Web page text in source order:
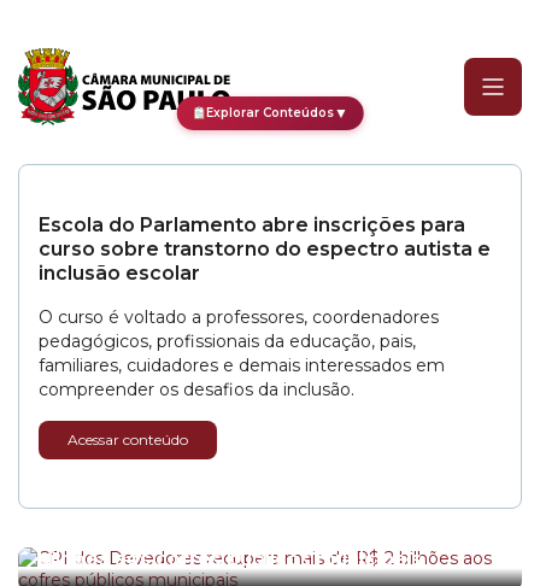
Explorar Conteúdos▼
Escola do Parlamento abre inscrições para
curso sobre transtorno do espectro autista e
inclusão escolar
O curso é voltado a professores, coordenadores
pedagógicos, profissionais da educação, pais,
familiares, cuidadores e demais interessados em
compreender os desafios da inclusão.
Acessar conteúdo
bilhões aos cofres públicos municipais
Subcomissão de Calçadas e Mobilidade a Pé
ouve representantes da Secretaria Municipal